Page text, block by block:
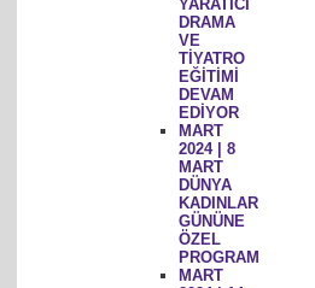
YARATICI
DRAMA
VE
TİYATRO
EĞİTİMİ
DEVAM
EDİYOR
MART
2024 | 8
MART
DÜNYA
KADINLAR
GÜNÜNE
ÖZEL
PROGRAM
MART